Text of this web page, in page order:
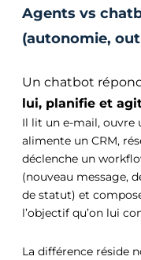
Agents vs
(autonomie,
Un chatbot
lui, planifie et
Il lit un e-mail, ouvre
alimente un CRM,
déclenche un
(nouveau message,
de statut) et
l’objectif qu’on lui
La différence réside